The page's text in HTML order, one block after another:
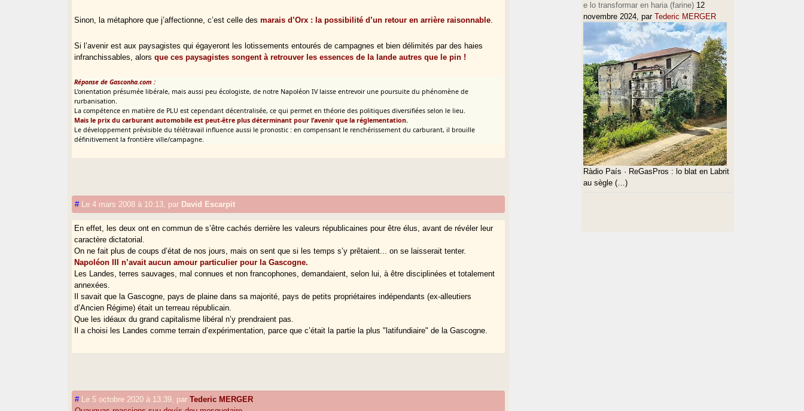
Sinon, la métaphore que j’affectionne, c’est celle desmarais d’Orx : la possibilité d’un retour en arrière raisonnable
Si l’avenir est aux paysagistes qui égayeront les lotissements entourés de campagnes et bien délimités par des haies
infranchissables, alorsque ces paysagistes songent à retrouver les essences de la lande autres que le pin !
Réponse de Gasconha.com :
L’orientation présumée libérale, mais aussi peu écologiste, de notre Napoléon IV laisse entrevoir une poursuite du phénomène de
rurbanisation.
La compétence en matière de PLU est cependant décentralisée, ce qui permet en théorie des politiques diversifiées selon le lieu.
Mais le prix du carburant automobile est peut-être plus déterminant pour l’avenir que la réglementation.
Le développement prévisible du télétravail influence aussi le pronostic : en compensant le renchérissement du carburant, il brouille
définitivement la frontière ville/campagne.
# Le 4 mars 2008 à 10:13 par David Escarpit
En effet, les deux ont en commun de s’être cachés derrière les valeurs républicaines pour être élus, avant de révéler leur
caractère dictatorial.
On ne fait plus de coups d’état de nos jours, mais on sent que si les temps s’y prêtaient... on se laisserait tenter.
Napoléon III n’avait aucun amour particulier pour la Gascogne.
Les Landes, terres sauvages, mal connues et non francophones, demandaient, selon lui, à être disciplinées et totalement
annexées.
Il savait que la Gascogne, pays de plaine dans sa majorité, pays de petits propriétaires indépendants (ex-alleutiers
d’Ancien Régime) était un terreau républicain.
Que les idéaux du grand capitalisme libéral n’y prendraient pas.
Il a choisi les Landes comme terrain d’expérimentation, parce que c’était la partie la plus "latifundiaire" de la Gascogne.
# Le 5 octobre 2020 à 13:39 parTederic MERGER
e lo transformar en haria (farine) 12
novembre 2024, par Tederic MERGER
Ràdio País · ReGasPros : lo blat en Labrit
au sègle (…)